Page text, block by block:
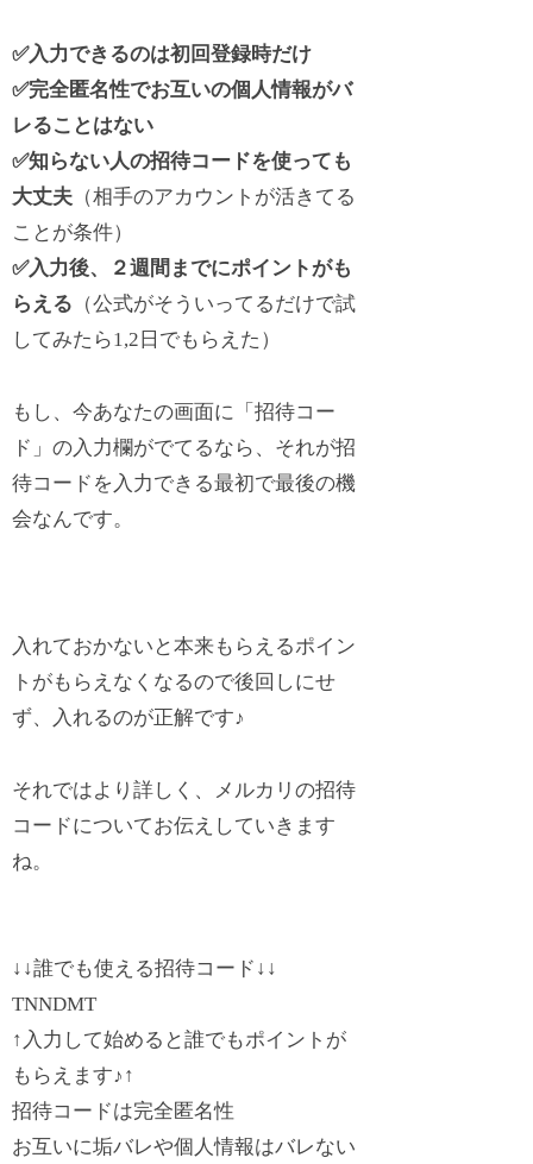
✅入力できるのは初回登録時だけ
✅完全匿名性でお互いの個人情報がバ
レることはない
✅知らない人の招待コードを使っても
大丈夫 （相手のアカウントが活きてる
ことが条件）
✅入力後、２週間までにポイントがも
らえる （公式がそういってるだけで試
してみたら1,2日でもらえた）
もし、今あなたの画面に「招待コー
ド」の入力欄がでてるなら、それが招
待コードを入力できる最初で最後の機
会なんです。
入れておかないと本来もらえるポイン
トがもらえなくなるので後回しにせ
ず、入れるのが正解です♪
それではより詳しく、メルカリの招待
コードについてお伝えしていきます
ね。
↓↓誰でも使える招待コード↓ ↓
TNNDMT
↑入力して始めると誰でもポイントが
もらえます♪ ↑
招待コードは完全匿名性
お互いに垢バレや個人情報はバレない